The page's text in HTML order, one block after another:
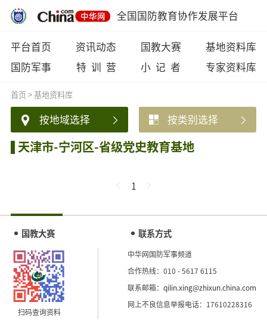
全国国防教育协作发展平台
平台首页 资讯动态 国教大赛
基地资料库
国防军事
特 训 营 小 记 者 专家资料库
首页>基地资料库
按地域选择 按类别选择
天津市-宁河区-省级党史教育基地
1
国教大赛
扫码查询资料
联系方式
中华网国防军事频道
合作热线：010 - 5617 6115
联系邮箱：qilin.xing@zhixun.china.com
网上不良信息举报电话：17610228316